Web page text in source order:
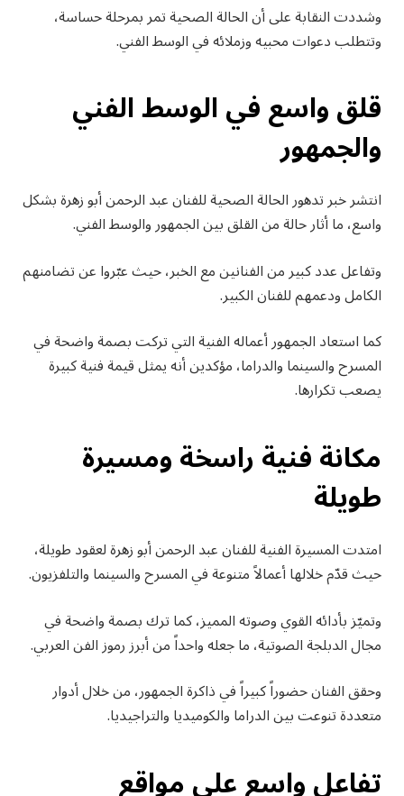
وشددت النقابة على أن الحالة الصحية تمر بمرحلة حساسة،
وتتطلب دعوات محبيه وزملائه في الوسط الفني.
قلق واسع في الوسط الفني
والجمهور
انتشر خبر تدهور الحالة الصحية للفنان عبد الرحمن أبو زهرة بشكل
واسع، ما أثار حالة من القلق بين الجمهور والوسط الفني.
وتفاعل عدد كبير من الفنانين مع الخبر، حيث عبّروا عن تضامنهم
الكامل ودعمهم للفنان الكبير.
كما استعاد الجمهور أعماله الفنية التي تركت بصمة واضحة في
المسرح والسينما والدراما، مؤكدين أنه يمثل قيمة فنية كبيرة
يصعب تكرارها.
مكانة فنية راسخة ومسيرة
طويلة
امتدت المسيرة الفنية للفنان عبد الرحمن أبو زهرة لعقود طويلة،
حيث قدّم خلالها أعمالاً متنوعة في المسرح والسينما والتلفزيون.
وتميّز بأدائه القوي وصوته المميز، كما ترك بصمة واضحة في
مجال الدبلجة الصوتية، ما جعله واحداً من أبرز رموز الفن العربي.
وحقق الفنان حضوراً كبيراً في ذاكرة الجمهور، من خلال أدوار
متعددة تنوعت بين الدراما والكوميديا والتراجيديا.
تفاعل واسع على مواقع